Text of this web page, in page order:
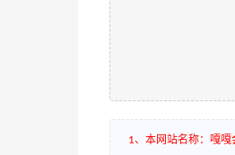
1、本网站名称：嘎嘎